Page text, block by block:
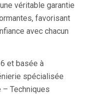
véritable garantie
favorisant
avec chacun
et basée à
spécialisée
Techniques